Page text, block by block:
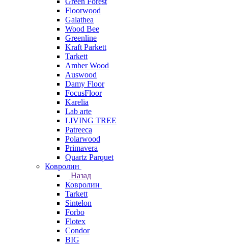
Floorwood
Galathea
Wood Bee
Greenline
Kraft Parkett
Tarkett
Amber Wood
Auswood
Damy Floor
FocusFloor
Karelia
Lab arte
LIVING TREE
Patreeca
Polarwood
Primavera
Quartz Parquet
Ковролин
Назад
Ковролин
Tarkett
Sintelon
Forbo
Flotex
Condor
BIG